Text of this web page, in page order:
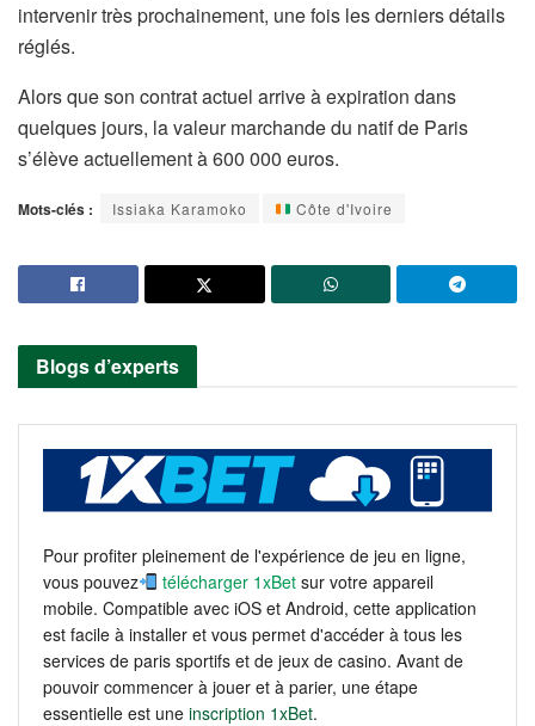
intervenir très prochainement, une fois les derniers détails
réglés.
Alors que son contrat actuel arrive à expiration dans
quelques jours, la valeur marchande du natif de Paris
s’élève actuellement à 600 000 euros.
Mots-clés : Issiaka Karamoko Côte d'Ivoire
Blogs d’experts
Pour profiter pleinement de l'expérience de jeu en ligne,
vous pouvez
télécharger 1xBet sur votre appareil
mobile. Compatible avec iOS et Android, cette application
est facile à installer et vous permet d'accéder à tous les
services de paris sportifs et de jeux de casino. Avant de
pouvoir commencer à jouer et à parier, une étape
essentielle est une inscription 1xBet.